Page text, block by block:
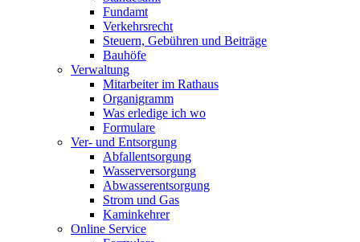
Fundamt
Verkehrsrecht
Steuern, Gebühren und Beiträge
Bauhöfe
Verwaltung
Mitarbeiter im Rathaus
Organigramm
Was erledige ich wo
Formulare
Ver- und Entsorgung
Abfallentsorgung
Wasserversorgung
Abwasserentsorgung
Strom und Gas
Kaminkehrer
Online Service